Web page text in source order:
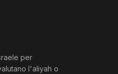
per
l'aliyah o